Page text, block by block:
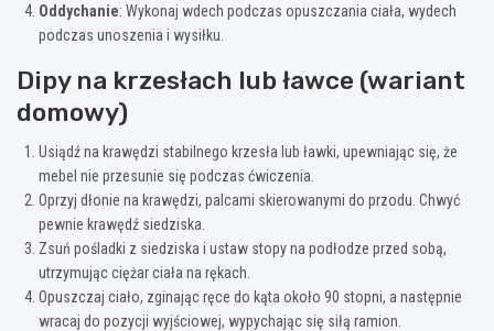
Oddychanie: Wykonaj wdech podczas opuszczania ciała, wydech
podczas unoszenia i wysiłku.
Dipy na krzesłach lub ławce (wariant
domowy)
Usiądź na krawędzi stabilnego krzesła lub ławki, upewniając się, że
mebel nie przesunie się podczas ćwiczenia.
Oprzyj dłonie na krawędzi, palcami skierowanymi do przodu. Chwyć
pewnie krawędź siedziska.
Zsuń pośladki z siedziska i ustaw stopy na podłodze przed sobą,
utrzymując ciężar ciała na rękach.
Opuszczaj ciało, zginając ręce do kąta około 90 stopni, a następnie
wracaj do pozycji wyjściowej, wypychając się siłą ramion.